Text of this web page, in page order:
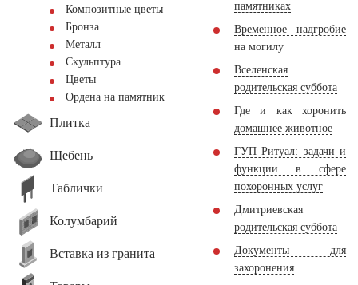
Композитные цветы
Бронза
Металл
Скульптура
Цветы
Ордена на памятник
Плитка
Щебень
Таблички
Колумбарий
Вставка из гранита
памятниках
Временное надгробие
на могилу
Вселенская
родительская суббота
Где и как хоронить
домашнее животное
ГУП Ритуал: задачи и
функции в сфере
похоронных услуг
Дмитриевская
родительская суббота
Документы для
захоронения